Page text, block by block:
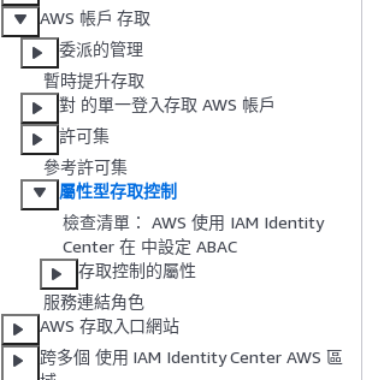
AWS 帳戶 存取
委派的管理
暫時提升存取
對 的單一登入存取 AWS 帳戶
許可集
參考許可集
屬性型存取控制
檢查清單： AWS 使用 IAM Identity
Center 在 中設定 ABAC
存取控制的屬性
服務連結角色
AWS 存取入口網站
跨多個 使用 IAM Identity Center AWS 區